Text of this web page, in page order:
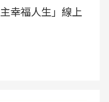
幸福人生」線上